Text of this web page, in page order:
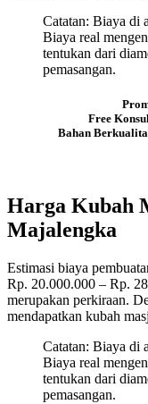
Catatan: Biaya di
Biaya real
tentukan dari
pemasangan.
Free
Bahan
Harga Kubah
Majalengka
Estimasi biaya
Rp. 20.000.000 – Rp.
merupakan perkiraan.
mendapatkan kubah
Catatan: Biaya di
Biaya real
tentukan dari
pemasangan.